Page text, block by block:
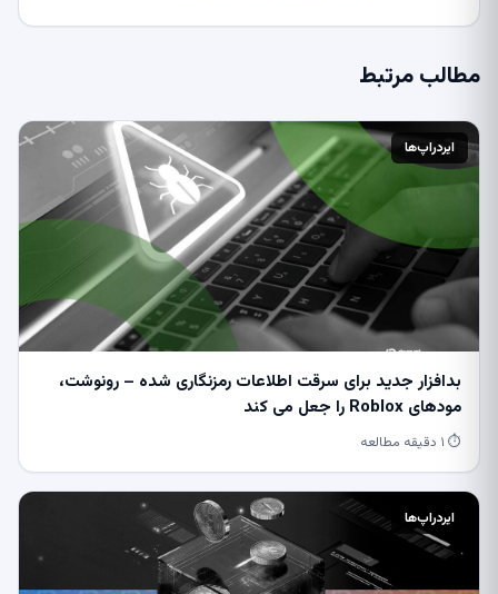
مطالب مرتبط
ایردراپ‌ها
بدافزار جدید برای سرقت اطلاعات رمزنگاری شده – رونوشت،
مودهای Roblox را جعل می کند
⏱ ۱ دقیقه مطالعه
ایردراپ‌ها